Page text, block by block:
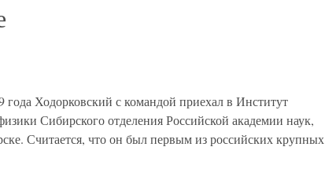
Ходорковский с командой приехал в Институт
Сибирского отделения Российской академии наук,
Считается, что он был первым из российских крупных